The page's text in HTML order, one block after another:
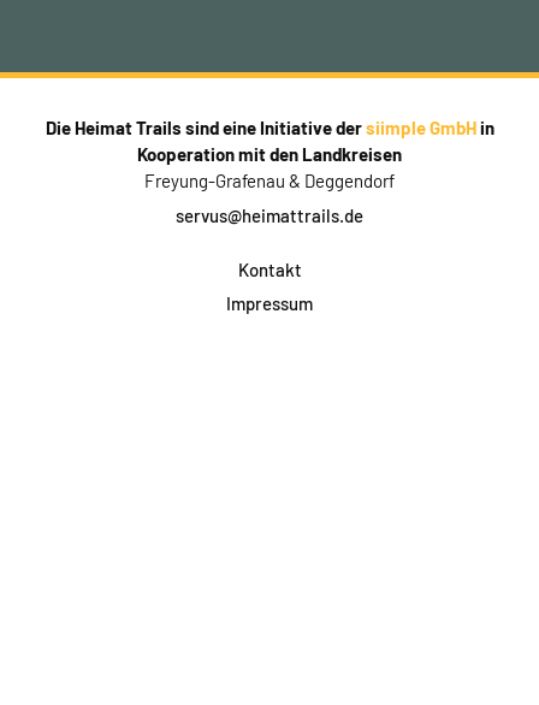
Die Heimat Trails sind eine Initiative dersiimple GmbHin
Kooperation mit den Landkreisen
Freyung-Grafenau & Deggendorf
servus@heimattrails.de
Kontakt
Impressum